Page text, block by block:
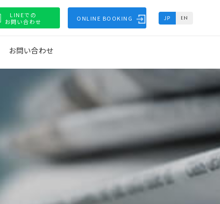
LINEでの
お問い合わせ
ONLINE BOOKING JP EN
お問い合わせ